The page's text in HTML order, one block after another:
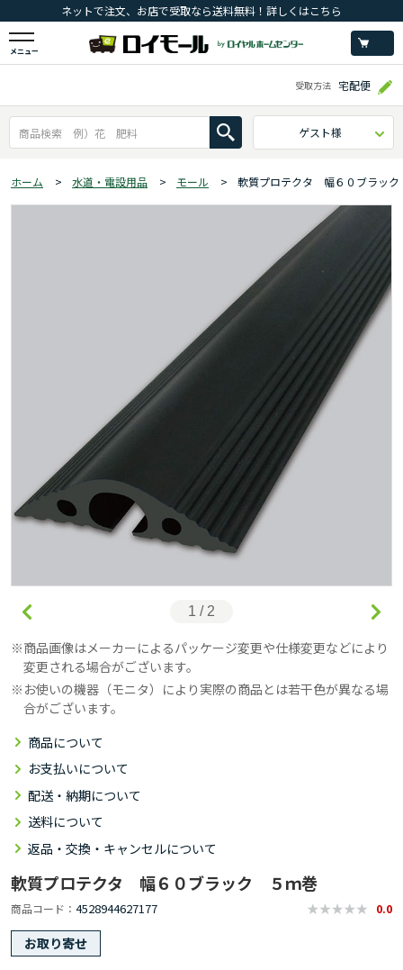
ネットで注文、お店で受取なら送料無料！詳しくはこちら
メニュー
受取方法 宅配便
ゲスト様
ホーム > 水道・電設用品 > モール > 軟質プロテクタ 幅６０ブラッ
1 / 2
商品画像はメーカーによるパッケージ変更や仕様変更などにより
変更される場合がございます。
お使いの機器（モニタ）により実際の商品とは若干色が異なる場
合がございます。
商品について
お支払いについて
配送・納期について
送料について
返品・交換・キャンセルについて
軟質プロテクタ 幅６０ブラック ５ｍ巻
商品コード 4528944627177 0.0
お取り寄せ